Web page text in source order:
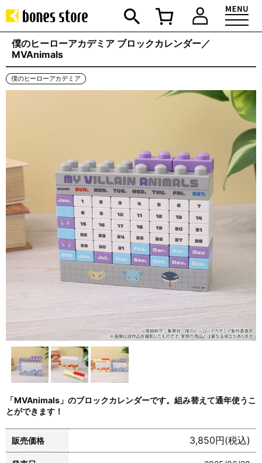
僕のヒーローアカデミア ブロックカレンダー／
MVAnimals
僕のヒーローアカデミア
「MVAnimals」のブロックカレンダーです。組み替えて通年使うこ
とができます！
販売価格 3,850円(税込)